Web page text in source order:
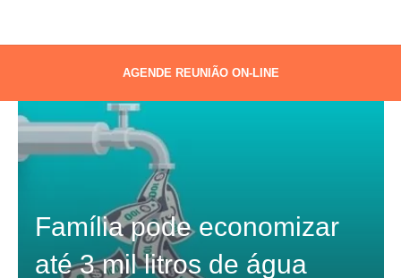
AGENDE REUNIÃO ON-LINE
Família pode economizar
até 3 mil litros de água